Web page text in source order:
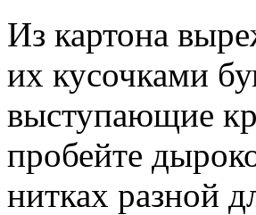
Из картона
их кусочками
выступающие
пробейте
нитках разной